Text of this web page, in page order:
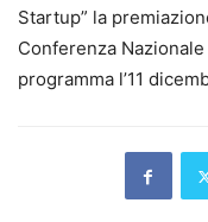
Startup” la
Conferenza
programma l’11